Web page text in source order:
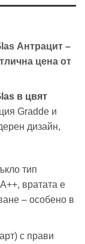
Антрацит –
цена от
в цвят
Gradde и
дизайн,
тип
вратата е
– особено в
с прави